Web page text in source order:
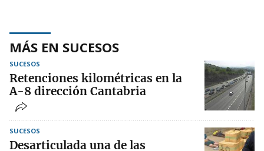
MÁS EN SUCESOS
SUCESOS
Retenciones kilométricas en la
A-8 dirección Cantabria
SUCESOS
Desarticulada una de las